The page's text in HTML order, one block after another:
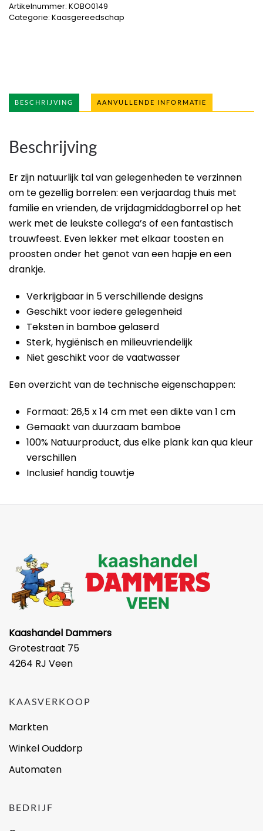
Artikelnummer: KOBO0149
Categorie: Kaasgereedschap
BESCHRIJVING AANVULLENDE INFORMATIE
Beschrijving
Er zijn natuurlijk tal van gelegenheden te verzinnen
om te gezellig borrelen: een verjaardag thuis met
familie en vrienden, de vrijdagmiddagborrel op het
werk met de leukste collega’s of een fantastisch
trouwfeest. Even lekker met elkaar toosten en
proosten onder het genot van een hapje en een
drankje.
Verkrijgbaar in 5 verschillende designs
Geschikt voor iedere gelegenheid
Teksten in bamboe gelaserd
Sterk, hygiënisch en milieuvriendelijk
Niet geschikt voor de vaatwasser
Een overzicht van de technische eigenschappen:
Formaat: 26,5 x 14 cm met een dikte van 1 cm
Gemaakt van duurzaam bamboe
100% Natuurproduct, dus elke plank kan qua kleur
verschillen
Inclusief handig touwtje
Kaashandel Dammers
Grotestraat 75
4264 RJ Veen
KAASVERKOOP
Markten
Winkel Ouddorp
Automaten
BEDRIJF